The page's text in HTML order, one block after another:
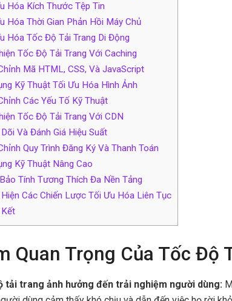
Hóa Kích Thước Tệp Tin
Hóa Thời Gian Phản Hồi Máy Chủ
Hóa Tốc Độ Tải Trang Di Động
Tốc Độ Tải Trang Với Caching
Mã HTML, CSS, Và JavaScript
Kỹ Thuật Tối Ưu Hóa Hình Ảnh
Các Yếu Tố Kỹ Thuật
Tốc Độ Tải Trang Với CDN
Và Đánh Giá Hiệu Suất
Quy Trình Đăng Ký Và Thanh Toán
Kỹ Thuật Nâng Cao
Tính Tương Thích Đa Nền Tảng
Các Chiến Lược Tối Ưu Hóa Liên Tục
Quan Trọng Của Tốc Độ
tải trang ảnh hưởng đến trải nghiệm người dùng: